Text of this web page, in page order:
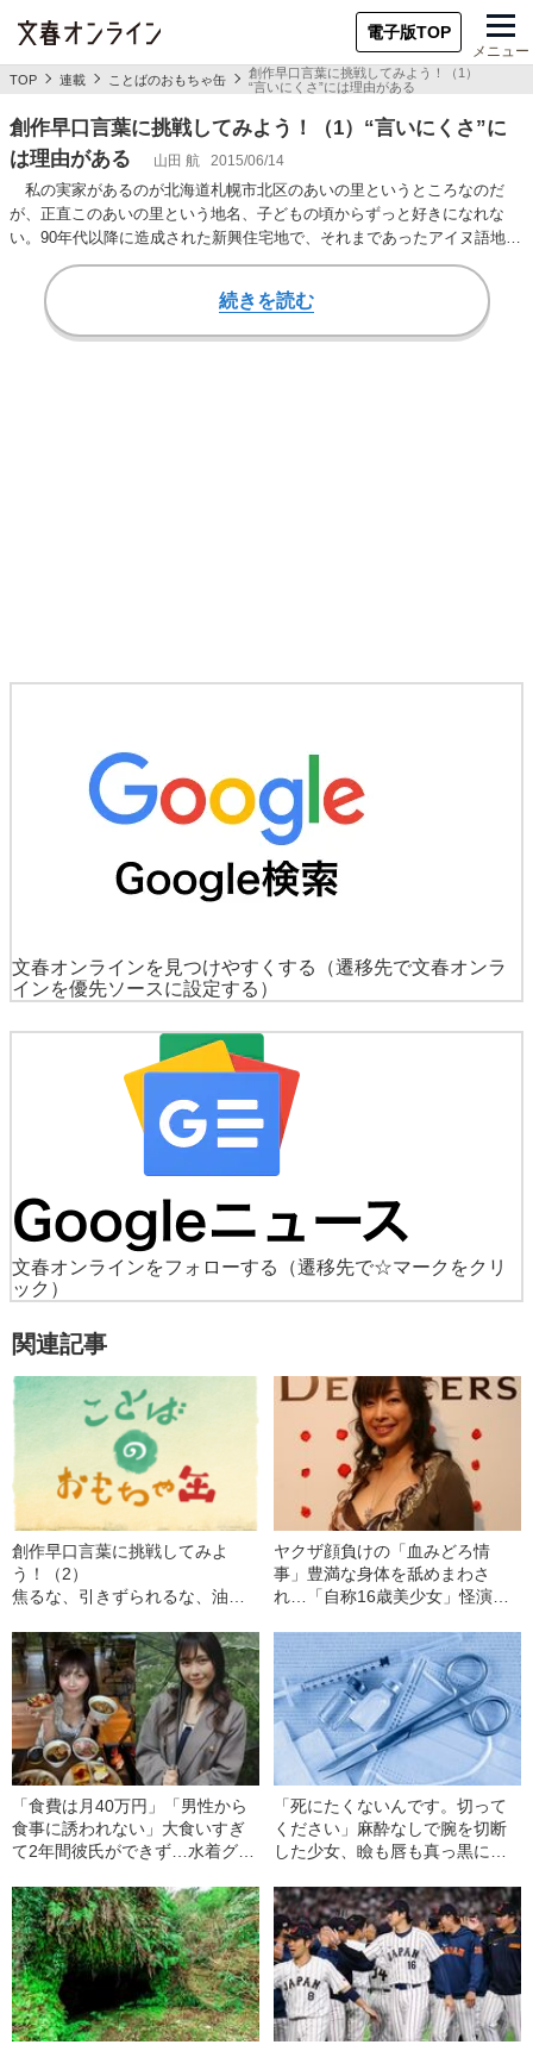
電子版TOP
メニュー
TOP 連載 ことばのおもちゃ缶
創作早口言葉に挑戦してみよう！（1）
“言いにくさ”には理由がある
創作早口言葉に挑戦してみよう！（1）“言いにくさ”に
は理由がある
山田 航 2015/06/14
私の実家があるのが北海道札幌市北区のあいの里というところなのだ
が、正直このあいの里という地名、子どもの頃からずっと好きになれな
い。90年代以降に造成された新興住宅地で、それまであったアイヌ語地名
を消し去ってこんなニ…
続きを読む
文春オンラインを見つけやすくする
（遷移先で文春オンラ
インを優先ソースに設定する）
文春オンラインをフォローする
（遷移先で☆マークをクリ
ック）
関連記事
創作早口言葉に挑戦してみよ
う！（2）
焦るな、引きずられるな、油断
ヤクザ顔負けの「血みどろ情
事」豊満な身体を舐めまわさ
れ…「自称16歳美少女」怪演
ぎる“熟れ方”
「食費は月40万円」「男性から
食事に誘われない」大食いすぎ
て2年間彼氏ができず…水着グラ
女子（24）が語る、驚愕の食生
活
「死にたくないんです。切って
ください」麻酔なしで腕を切断
した少女、瞼も唇も真っ黒に腫
い」と息絶えた少年…原爆投下
直後に“広島の離島で起きていた
知られざる被害の実情